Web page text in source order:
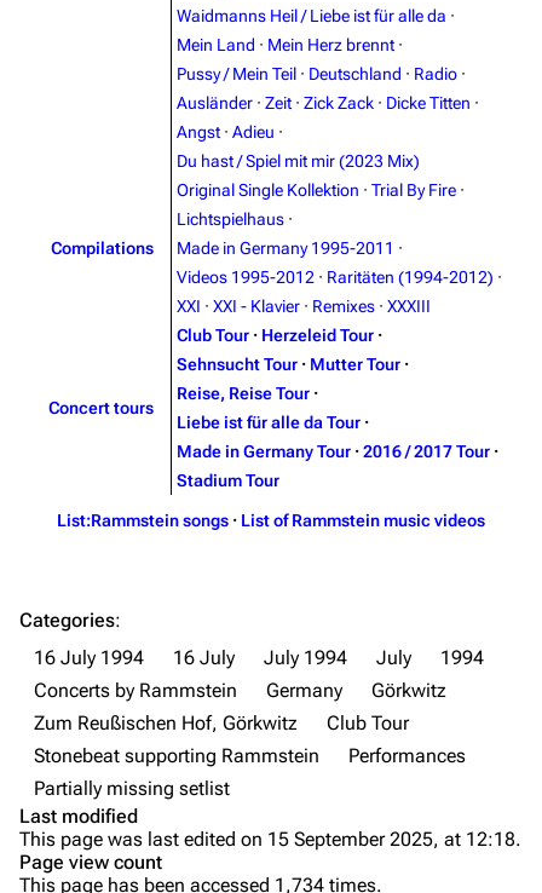
Random page
Discography
Videography
Song list
Merchandise
Emigrate
Discography
Videography
Song list
Merchandise
Lindemann
Information
Discography
Videography
Song list
Tour dates
Discography
Videography
Song list
Tour dates
Merchandise
Discography
Videography
Song list
Members
Purge
Waidmanns Heil / Liebe ist für alle da ·
Mein Land · Mein Herz brennt ·
Pussy / Mein Teil · Deutschland · Radio ·
Ausländer · Zeit · Zick Zack · Dicke Titten ·
Angst · Adieu ·
Du hast / Spiel mit mir (2023 Mix)
Compilations
Original Single Kollektion · Trial By Fire ·
Lichtspielhaus ·
Made in Germany 1995-2011 ·
Videos 1995-2012 · Raritäten (1994-2012) ·
XXI · XXI - Klavier · Remixes · XXXIII
Concert tours
Club Tour · Herzeleid Tour ·
Sehnsucht Tour · Mutter Tour ·
Reise, Reise Tour ·
Liebe ist für alle da Tour ·
Made in Germany Tour · 2016 / 2017 Tour ·
Stadium Tour
List:Rammstein songs · List of Rammstein music videos
Categories:
16 July 1994
16 July July 1994 July
1994
Concerts by Rammstein
Germany
Görkwitz
Zum Reußischen Hof, Görkwitz
Club Tour
Stonebeat supporting Rammstein
Performances
Partially missing setlist
Last modified
This page was last edited on 15 September 2025, at 12:18.
Page view count
This page has been accessed 1,734 times.